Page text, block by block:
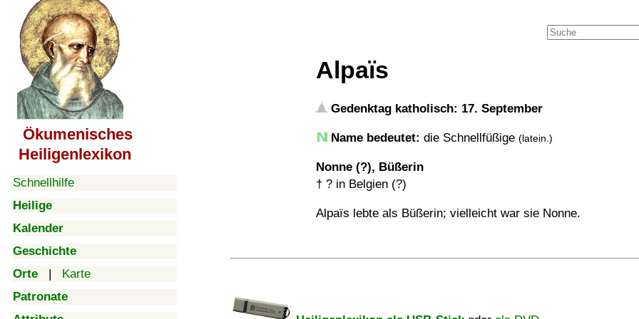
Ökumenisches
Heiligenlexikon
Schnellhilfe
Heilige
Kalender
Geschichte
Orte | Karte
Patronate
Alpaïs
Gedenktag katholisch: 17. September
Name bedeutet: die Schnellfüßige (latein.)
Nonne (?), Büßerin
† ? in Belgien (?)
Alpaïs lebte als Büßerin; vielleicht war sie Nonne.